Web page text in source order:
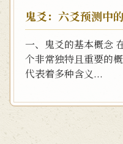
鬼爻：六爻预测中
一、鬼爻的基本概念
个非常独特且重要的
代表着多种含义...